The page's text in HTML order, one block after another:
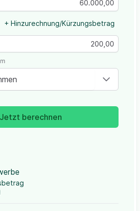
+ Hinzurechnung/Kürzungsbetrag
Jetzt berechnen